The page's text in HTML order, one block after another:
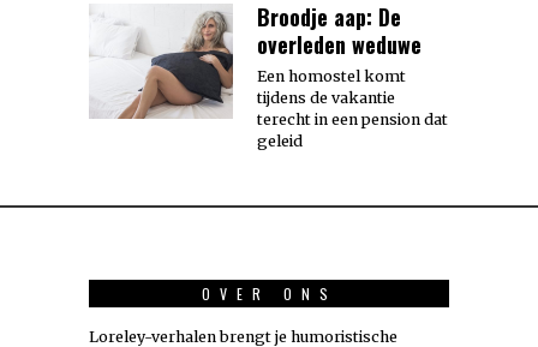
Broodje aap: De
overleden weduwe
Een homostel komt
tijdens de vakantie
terecht in een pension dat
geleid
OVER ONS
Loreley-verhalen brengt je humoristische